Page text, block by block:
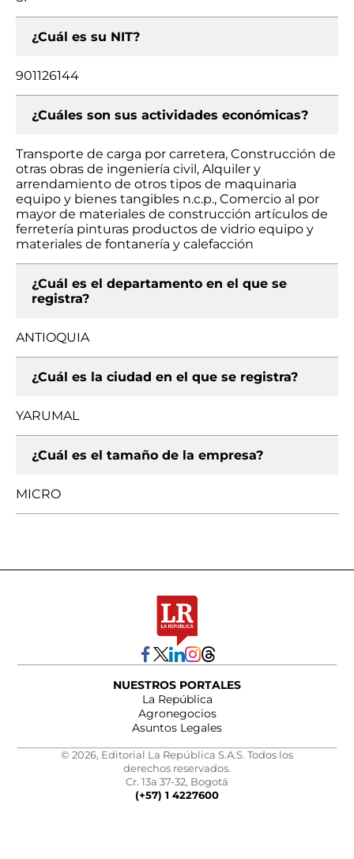
¿Cuál es su NIT?
901126144
¿Cuáles son sus actividades económicas?
Transporte de carga por carretera, Construcción de
otras obras de ingeniería civil, Alquiler y
arrendamiento de otros tipos de maquinaria
equipo y bienes tangibles n.c.p., Comercio al por
mayor de materiales de construcción artículos de
ferretería pinturas productos de vidrio equipo y
materiales de fontanería y calefacción
¿Cuál es el departamento en el que se
registra?
ANTIOQUIA
¿Cuál es la ciudad en el que se registra?
YARUMAL
¿Cuál es el tamaño de la empresa?
MICRO
NUESTROS PORTALES
La República
Agronegocios
Asuntos Legales
© 2026, Editorial La República S.A.S. Todos los
derechos reservados.
Cr. 13a 37-32, Bogotá
(+57) 1 4227600